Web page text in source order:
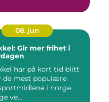
08. jun
Gir mer frihet i
har på kort tid blitt
de mest populære
i norge.
ve...